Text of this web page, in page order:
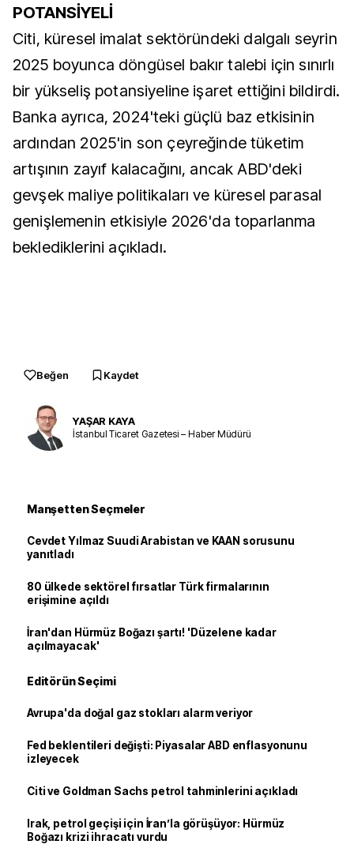
POTANSİYELİ
Citi, küresel imalat sektöründeki dalgalı seyrin
2025 boyunca döngüsel bakır talebi için sınırlı
bir yükseliş potansiyeline işaret ettiğini bildirdi.
Banka ayrıca, 2024'teki güçlü baz etkisinin
ardından 2025'in son çeyreğinde tüketim
artışının zayıf kalacağını, ancak ABD'deki
gevşek maliye politikaları ve küresel parasal
genişlemenin etkisiyle 2026'da toparlanma
beklediklerini açıkladı.
Beğen Kaydet
YAŞAR KAYA
İstanbul Ticaret Gazetesi – Haber Müdürü
Manşetten Seçmeler
Cevdet Yılmaz Suudi Arabistan ve KAAN sorusunu
yanıtladı
80 ülkede sektörel fırsatlar Türk firmalarının
erişimine açıldı
İran'dan Hürmüz Boğazı şartı! 'Düzelene kadar
açılmayacak'
Editörün Seçimi
Avrupa'da doğal gaz stokları alarm veriyor
Fed beklentileri değişti: Piyasalar ABD enflasyonunu
izleyecek
Citi ve Goldman Sachs petrol tahminlerini açıkladı
Irak, petrol geçişi için İran’la görüşüyor: Hürmüz
Boğazı krizi ihracatı vurdu